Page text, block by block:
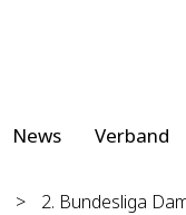
News Verband
> 2. Bundesliga